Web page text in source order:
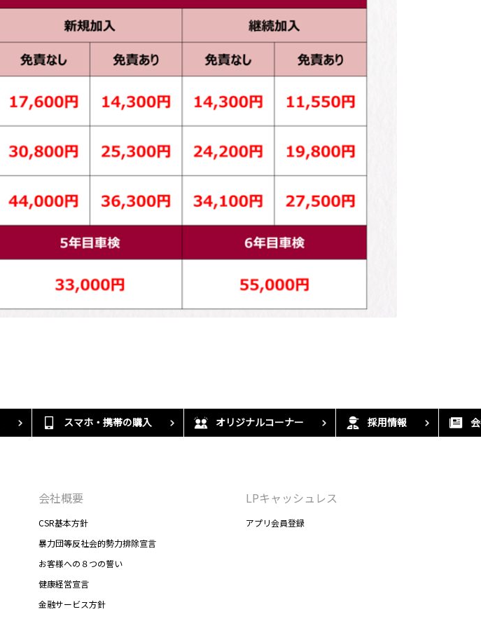
スマホ・携帯の購入 オリジナルコーナー 採用情報
会社概要
CSR基本方針
暴力団等反社会的勢力排除宣言
お客様への８つの誓い
健康経営宣言
金融サービス方針
LPキャッシュレス
アプリ会員登録